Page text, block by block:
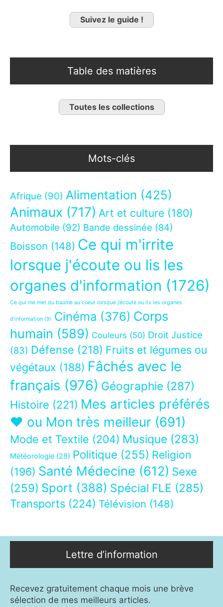
Suivez le guide !
Table des matières
Toutes les collections
Mots-clés
Afrique (90) Alimentation (425)
Animaux (717) Art et culture (180)
Automobile (92) Bande dessinée (84)
Boisson (148) Ce qui m'irrite
lorsque j'écoute ou lis les
organes d'information (1726)
Ce qui me met du baume au coeur lorsque j’écoute ou lis les organes
d’information (9) Cinéma (376) Corps
humain (589) Couleurs (50) Droit Justice
(83) Défense (218) Fruits et légumes ou
végétaux (188) Fâchés avec le
français (976) Géographie (287)
Histoire (221) Mes articles préférés
❤ ou Mon très meilleur (691)
Mode et Textile (204) Musique (283)
Météorologie (28) Politique (255) Religion
(196) Santé Médecine (612) Sexe
(259) Sport (388) Spécial FLE (285)
Transports (224) Télévision (148)
Lettre d’information
Recevez gratuitement chaque mois une brève
sélection de mes meilleurs articles.